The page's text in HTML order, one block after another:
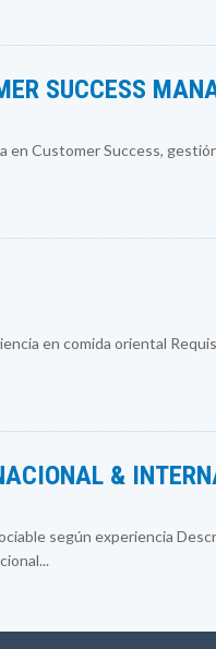
SUCCESS
en Customer Success,
en comida oriental
&
según experiencia